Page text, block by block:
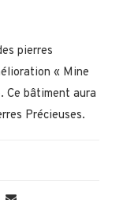
pierres
« Mine
Ce bâtiment aura
Précieuses.